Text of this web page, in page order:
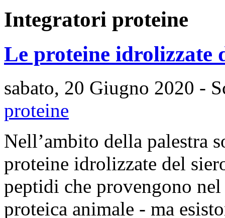
Integratori proteine
Le proteine idrolizzate
sabato, 20 Giugno 2020 -
proteine
Nell’ambito della palestra
proteine idrolizzate del
peptidi che provengono
proteica animale - ma